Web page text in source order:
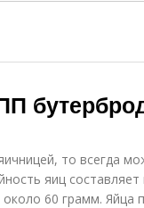
то всегда
яиц составляет
60 грамм. Яйца